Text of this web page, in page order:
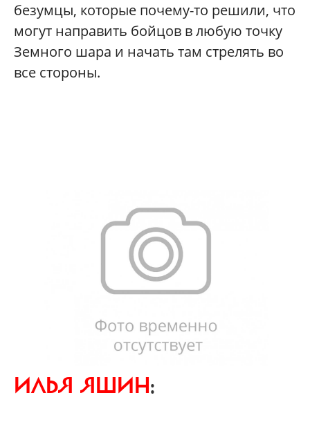
безумцы, которые почему-то решили, что
могут направить бойцов в любую точку
Земного шара и начать там стрелять во
все стороны.
ИЛЬЯ ЯШИН: